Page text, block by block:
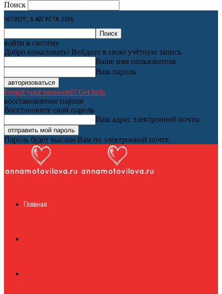
Поиск
ЧЕТВЕРГ, 6 АВГУСТА, 2026
войти в систему
Добро пожаловать! Войдите в свою учётную запись
Ваше имя пользователя
Ваш пароль
Forgot your password? Get help
восстановление пароля
Восстановите свой пароль
Ваш адрес электронной почты
Пароль будет выслан Вам по электронной почте.
журналГлавная